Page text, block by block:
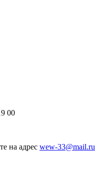
00
на адрес wew-33@mail.ru